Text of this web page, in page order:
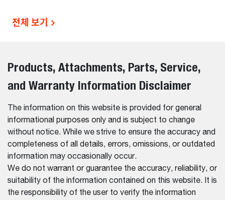
전체 보기
Products, Attachments, Parts, Service,
and Warranty Information Disclaimer
The information on this website is provided for general
informational purposes only and is subject to change
without notice. While we strive to ensure the accuracy and
completeness of all details, errors, omissions, or outdated
information may occasionally occur.
We do not warrant or guarantee the accuracy, reliability, or
suitability of the information contained on this website. It is
the responsibility of the user to verify the information